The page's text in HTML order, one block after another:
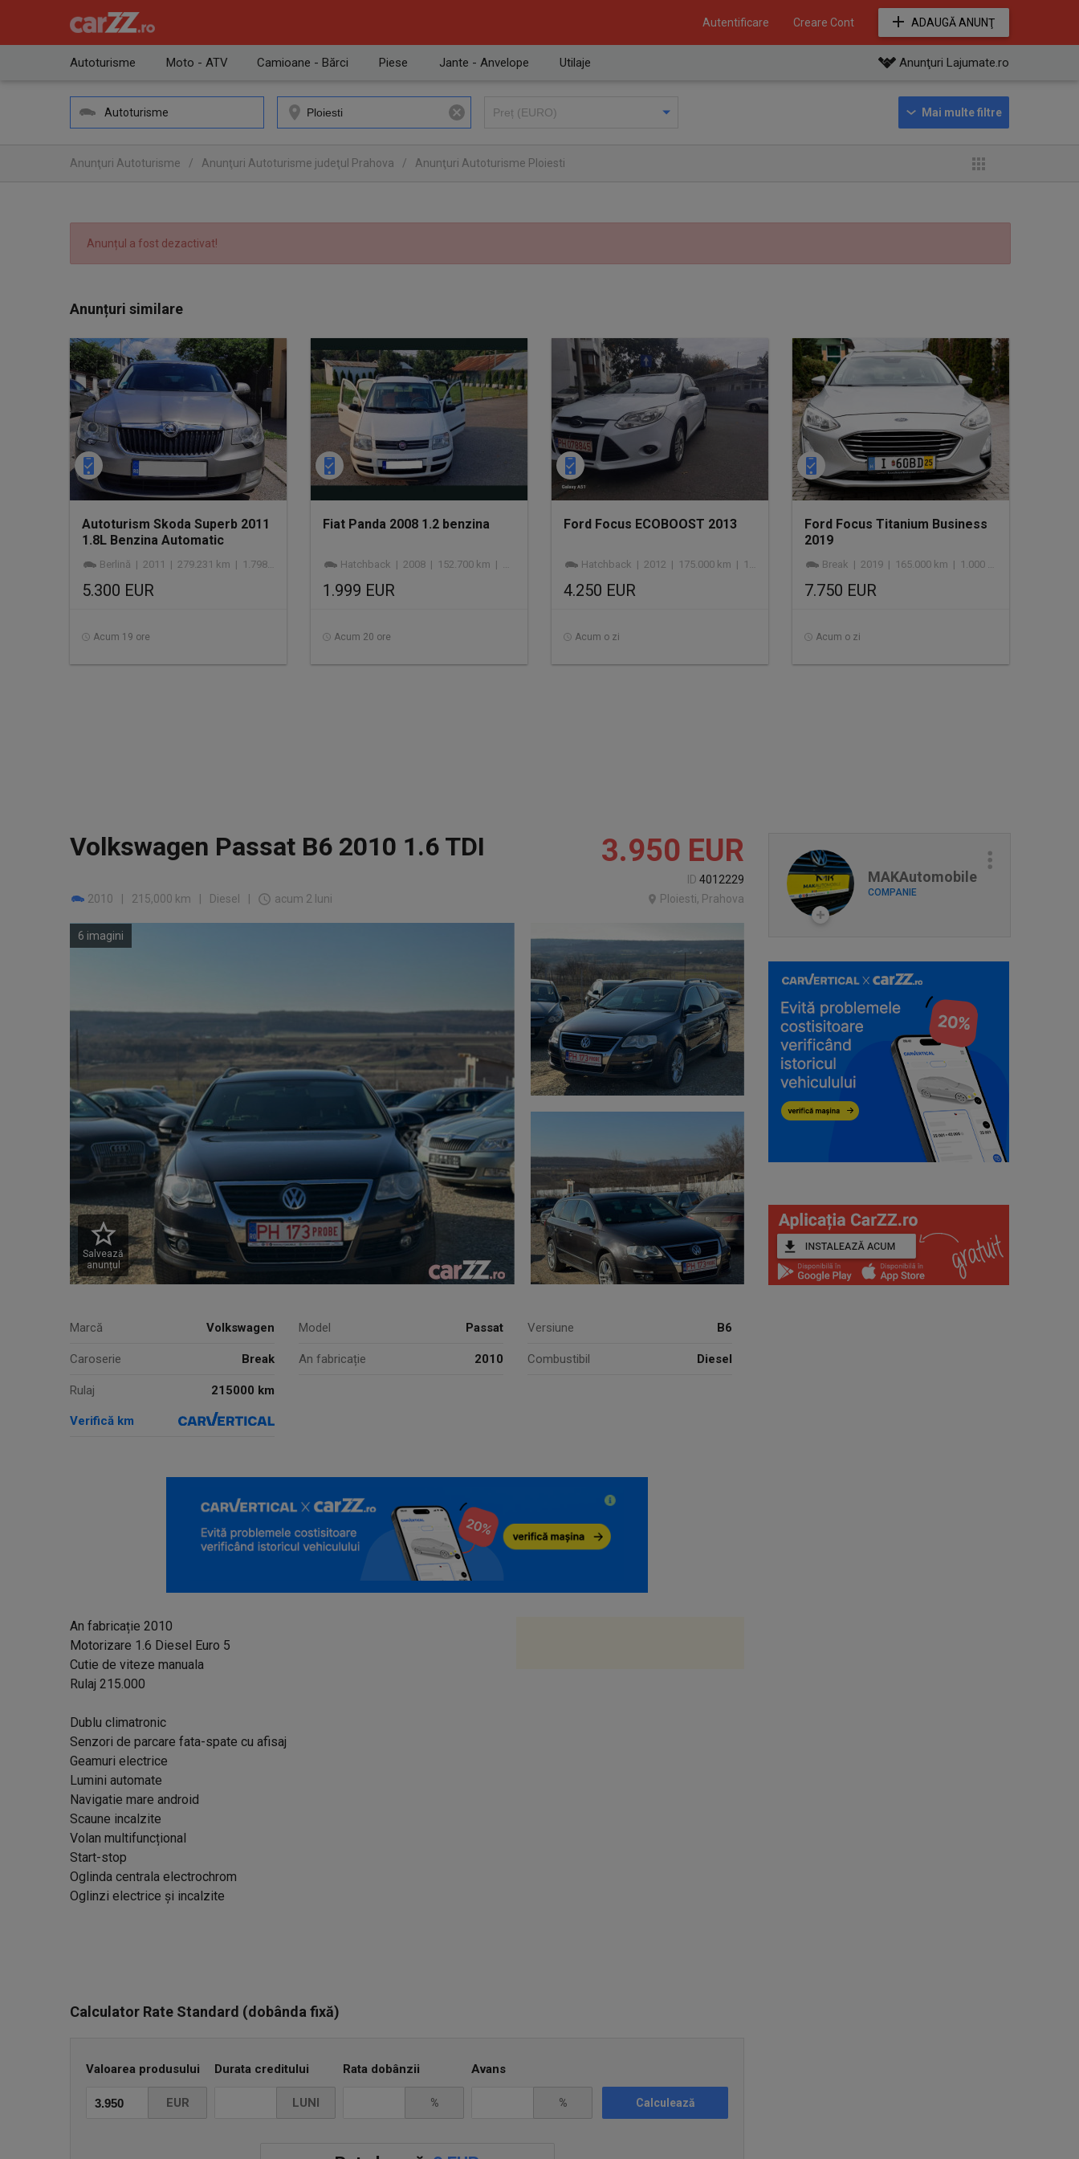
Autentificare Creare Cont ADAUGĂ ANUNŢ
Autoturisme Moto - ATV Camioane - Bărci Piese Jante - Anvelope Utilaje Anunţuri Lajumate.ro
Autoturisme
Anunţuri Autoturisme / Anunţuri Autoturisme judeţul Prahova / Anunţuri Autoturisme Ploiesti
Anunțul a fost dezactivat!
Anunțuri similare
Autoturism Skoda Superb 2011
1.8L Benzina Automatic
Berlină | 2011 | 279.231 km | 1.798 cmc | benzină
5.300 EUR
Acum 19 ore
Fiat Panda 2008 1.2 benzina
Hatchback | 2008 | 152.700 km | benzină
1.999 EUR
Acum 20 ore
Ford Focus ECOBOOST 2013
Hatchback | 2012 | 175.000 km | 1.000 cmc | benzină
4.250 EUR
Acum o zi
Ford Focus Titanium Business
2019
Break | 2019 | 165.000 km | 1.000 cmc | benzină
7.750 EUR
Acum o zi
MAKAutomobile
COMPANIE
Volkswagen Passat B6 2010 1.6 TDI 3.950 EUR
ID 4012229
2010
215,000 km Diesel acum 2 luni Ploiesti, Prahova
Salvează
anunțul
6 imagini
Marcă Volkswagen Model Passat Versiune B6
Caroserie Break An fabricație 2010 Combustibil Diesel
Rulaj 215000 km
Verifică km
An fabricație 2010
Motorizare 1.6 Diesel Euro 5
Cutie de viteze manuala
Rulaj 215.000
Dublu climatronic
Senzori de parcare fata-spate cu afisaj
Geamuri electrice
Lumini automate
Navigatie mare android
Scaune incalzite
Volan multifuncțional
Start-stop
Oglinda centrala electrochrom
Oglinzi electrice și incalzite
Calculator Rate Standard (dobânda fixă)
Valoarea produsului
EUR
Durata creditului
LUNI
Rata dobânzii
%
Avans
% Calculează